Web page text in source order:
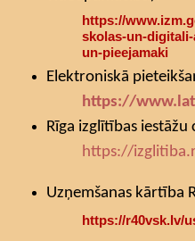
https://
skolas-un-
un-pieejamaki
Elektroniskā
https://
Rīga izglītības iestāžu
https://
Uzņemšanas kārtība
https://r40vsk.lv/